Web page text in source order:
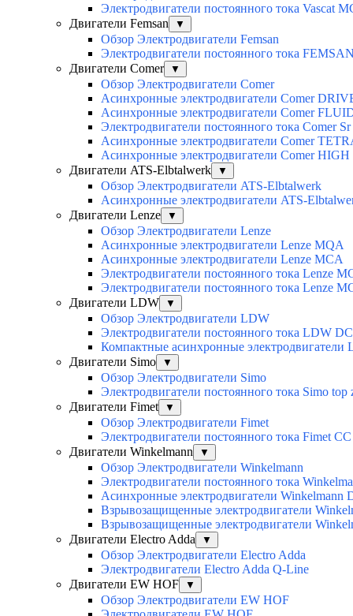
Электродвигатели постоянного тока Vascat
Двигатели Femsan
▼
Обзор Электродвигатели Femsan
Электродвигатели постоянного тока
Двигатели Comer
▼
Обзор Электродвигатели Comer
Асинхронные электродвигатели Сomer
Асинхронные электродвигатели Сomer
Электродвигатели постоянного тока Сomer
Асинхронные электродвигатели Сomer
Асинхронные электродвигатели Сomer HIGH
Двигатели ATS-Elbtalwerk
▼
Обзор Электродвигатели ATS-Elbtalwerk
Асинхронные электродвигатели ATS-
Двигатели Lenze
▼
Обзор Электродвигатели Lenze
Асинхронные электродвигатели Lenze MQA
Асинхронные электродвигатели Lenze MCA
Электродвигатели постоянного тока Lenze
Электродвигатели постоянного тока Lenze
Двигатели LDW
▼
Обзор Электродвигатели LDW
Электродвигатели постоянного тока LDW DC
Компактные асинхронные электродвигатели
Двигатели Simo
▼
Обзор Электродвигатели Simo
Электродвигатели постоянного тока Simo top
Двигатели Fimet
▼
Обзор Электродвигатели Fimet
Электродвигатели постоянного тока Fimet CC
Двигатели Winkelmann
▼
Обзор Электродвигатели Winkelmann
Электродвигатели постоянного тока
Асинхронные электродвигатели Winkelmann
Взрывозащищенные электродвигатели
Взрывозащищенные электродвигатели
Двигатели Electro Adda
▼
Обзор Электродвигатели Electro Adda
Электродвигатели Electro Adda Q-Line
Двигатели EW HOF
▼
Обзор Электродвигатели EW HOF